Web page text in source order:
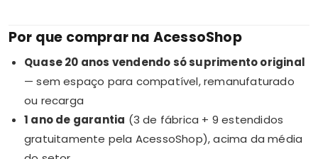
Por que comprar na AcessoShop
Quase 20 anos vendendo só suprimento original
— sem espaço para compatível, remanufaturado
ou recarga
1 ano de garantia (3 de fábrica + 9 estendidos
gratuitamente pela AcessoShop), acima da média